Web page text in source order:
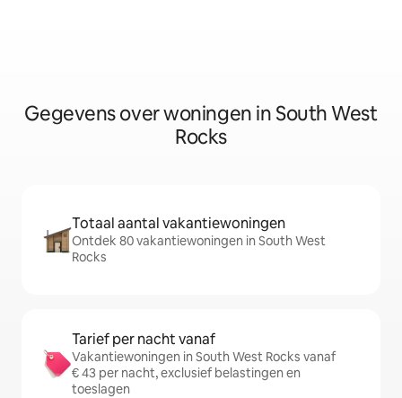
Gegevens over woningen in South West
Rocks
Totaal aantal vakantiewoningen
Ontdek 80 vakantiewoningen in South West
Rocks
Tarief per nacht vanaf
Vakantiewoningen in South West Rocks vanaf
€ 43 per nacht, exclusief belastingen en
toeslagen